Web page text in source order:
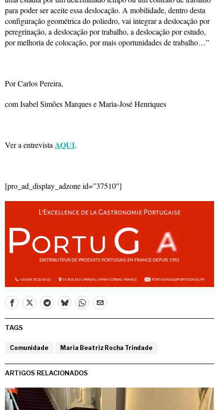
para poder ser aceite essa deslocação. A mobilidade, dentro desta
configuração geométrica do poliedro, vai integrar a deslocação por
peregrinação, a deslocação por trabalho, a deslocação por estudo,
por melhoria de colocação, por mais oportunidades de trabalho…”
Por Carlos Pereira,
com Isabel Simões Marques e Maria-José Henriques
Ver a entrevistaAQUI.
[pro_ad_display_adzone id=”37510″]
TAGS
Comunidade Maria Beatriz Rocha Trindade
ARTIGOS RELACIONADOS